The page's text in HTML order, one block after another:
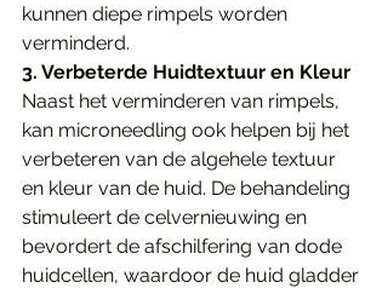
kunnen diepe rimpels worden
verminderd.
3. Verbeterde Huidtextuur en Kleur
Naast het verminderen van rimpels,
kan microneedling ook helpen bij het
verbeteren van de algehele textuur
en kleur van de huid. De behandeling
stimuleert de celvernieuwing en
bevordert de afschilfering van dode
huidcellen, waardoor de huid gladder